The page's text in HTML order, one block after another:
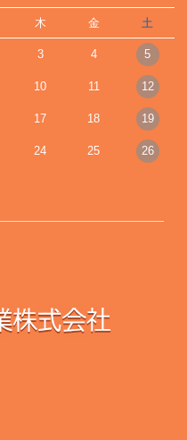
木 金 土
3 4 5
10 11 12
17 18 19
24 25 26